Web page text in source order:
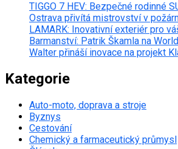
TIGGO 7 HEV: Bezpečné rodinné
Ostrava přivítá mistrovství v
LAMARK: Inovativní exteriér pro
Barmanství: Patrik Škamla na
Walter přináší inovace na projekt
Kategorie
Auto-moto, doprava a stroje
Byznys
Cestování
Chemický a farmaceutický průmysl